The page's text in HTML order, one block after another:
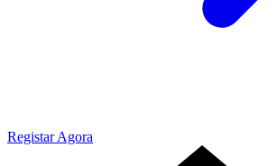
Registar Agora